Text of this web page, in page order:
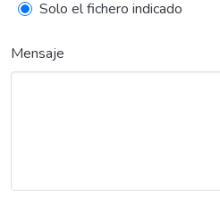
Solo el fichero indicado
Mensaje